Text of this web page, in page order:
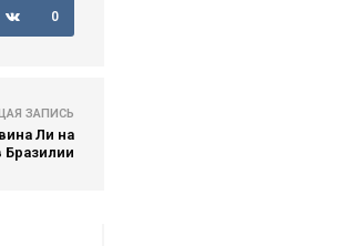
0
ЗАПИСЬ
Ли на
Бразилии